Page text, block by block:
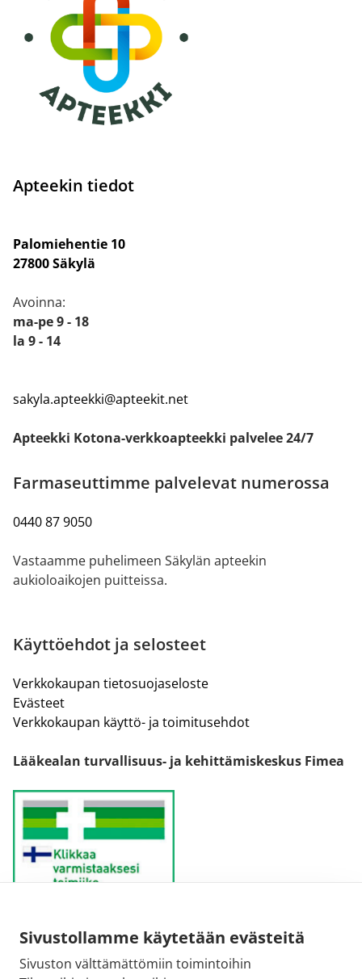
Sivustollamme käytetään evästeitä
Sivuston välttämättömiin toimintoihin
Apteekin tiedot
Palomiehentie 10
27800 Säkylä
Avoinna:
ma-pe 9 - 18
la 9 - 14
sakyla.apteekki@apteekit.net
Apteekki Kotona-verkkoapteekki palvelee 24/7
Farmaseuttimme palvelevat numerossa
0440 87 9050
Vastaamme puhelimeen Säkylän apteekin
aukioloaikojen puitteissa.
Käyttöehdot ja selosteet
Verkkokaupan tietosuojaseloste
Evästeet
Verkkokaupan käyttö- ja toimitusehdot
Lääkealan turvallisuus- ja kehittämiskeskus Fimea
Sähköpostiosoite:
kirjaamo@fimea.fi